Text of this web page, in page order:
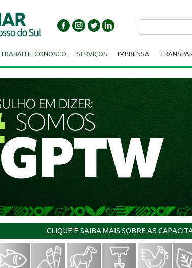
TRABALHE CONOSCO SERVIÇOS IMPRENSA
CLIQUE E SAIBA MAIS SOBRE AS